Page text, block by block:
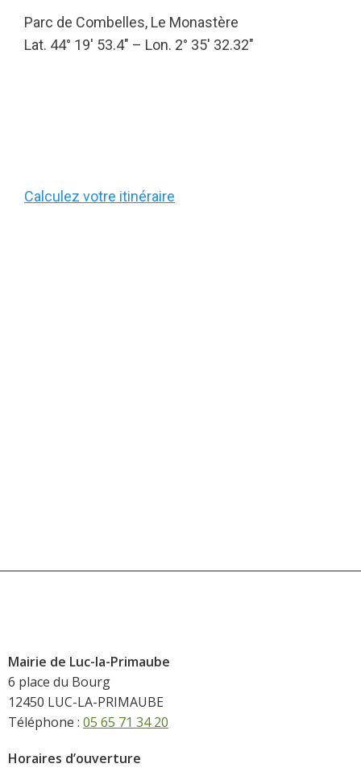
Parc de Combelles, Le Monastère
Lat. 44° 19′ 53.4″ – Lon. 2° 35′ 32.32″
Calculez votre itinéraire
Mairie de Luc-la-Primaube
6 place du Bourg
12450 LUC-LA-PRIMAUBE
Téléphone : 05 65 71 34 20
Horaires d’ouverture